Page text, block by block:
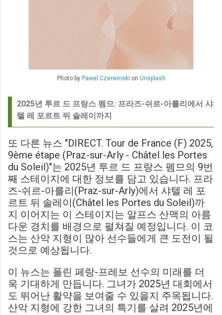
Photo by Pawel Czerwinski on Unsplash
2025년 투르 드 프랑스 펨므: 프라즈-쉬르-아를리에서 샤
텔 레 포르트 뒤 솔레이까지
또 다른 뉴스 "DIRECT. Tour de France (F) 2025,
9ème étape (Praz-sur-Arly - Châtel les Portes
du Soleil)"는 2025년 투르 드 프랑스 펨므의 9번
째 스테이지에 대한 정보를 담고 있습니다. 프라
즈-쉬르-아를리(Praz-sur-Arly)에서 샤텔 레 포
르트 뒤 솔레이(Châtel les Portes du Soleil)까
지 이어지는 이 스테이지는 알프스 산맥의 아름
다운 경치를 배경으로 펼쳐질 예정입니다. 이 코
스는 산악 지형이 많아 선수들에게 큰 도전이 될
것으로 예상됩니다.
이 뉴스는 폴린 페랑-프레보 선수의 미래를 더
욱 기대하게 만듭니다. 그녀가 2025년 대회에서
도 뛰어난 활약을 보여줄 수 있을지 주목됩니다.
산악 지형에 강한 그녀의 특기를 살려 2025년에